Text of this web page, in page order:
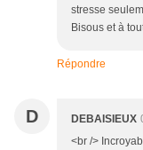
stresse
Bisous et à
Répondre
D DEBAISIEUX
<br />